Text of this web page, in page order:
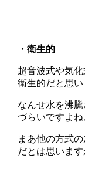
・衛生的
超音波式や気
衛生的だと思い
なんせ水を沸
づらいですよね
まあ他の方式
だとは思いま